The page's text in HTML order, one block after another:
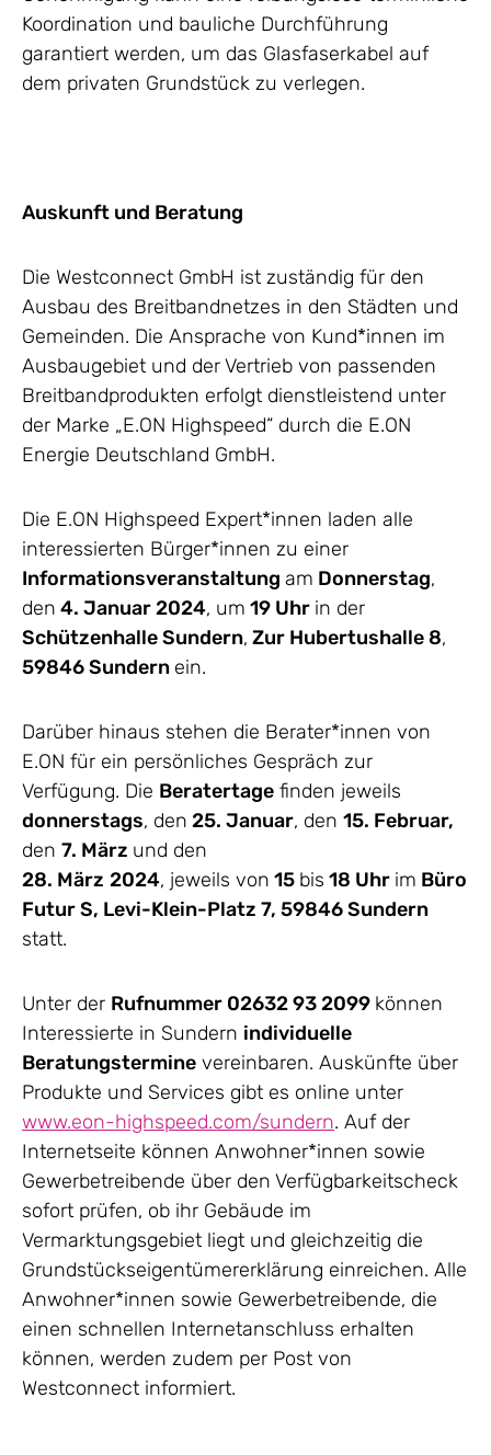
Koordination und bauliche Durchführung
garantiert werden, um das Glasfaserkabel auf
dem privaten Grundstück zu verlegen.
Auskunft und Beratung
Die Westconnect GmbH ist zuständig für den
Ausbau des Breitbandnetzes in den Städten und
Gemeinden. Die Ansprache von Kund*innen im
Ausbaugebiet und der Vertrieb von passenden
Breitbandprodukten erfolgt dienstleistend unter
der Marke „E.ON Highspeed“ durch die E.ON
Energie Deutschland GmbH.
Die E.ON Highspeed Expert*innen laden alle
interessierten Bürger*innen zu einer
Informationsveranstaltung am Donnerstag,
den 4. Januar 2024, um 19 Uhr in der
Schützenhalle Sundern, Zur Hubertushalle 8,
59846 Sundern ein.
Darüber hinaus stehen die Berater*innen von
E.ON für ein persönliches Gespräch zur
Verfügung. Die Beratertage finden jeweils
donnerstags, den 25. Januar, den 15. Februar,
den 7. März und den
28. März 2024, jeweils von 15 bis 18 Uhr im Büro
Futur S, Levi-Klein-Platz 7, 59846 Sundern
statt.
Unter der Rufnummer 02632 93 2099 können
Interessierte in Sundern individuelle
Beratungstermine vereinbaren. Auskünfte über
Produkte und Services gibt es online unter
www.eon-highspeed.com/sundern. Auf der
Internetseite können Anwohner*innen sowie
Gewerbetreibende über den Verfügbarkeitscheck
sofort prüfen, ob ihr Gebäude im
Vermarktungsgebiet liegt und gleichzeitig die
Grundstückseigentümererklärung einreichen. Alle
Anwohner*innen sowie Gewerbetreibende, die
einen schnellen Internetanschluss erhalten
können, werden zudem per Post von
Westconnect informiert.